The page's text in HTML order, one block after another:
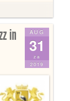
AUG
31
za
2019
in